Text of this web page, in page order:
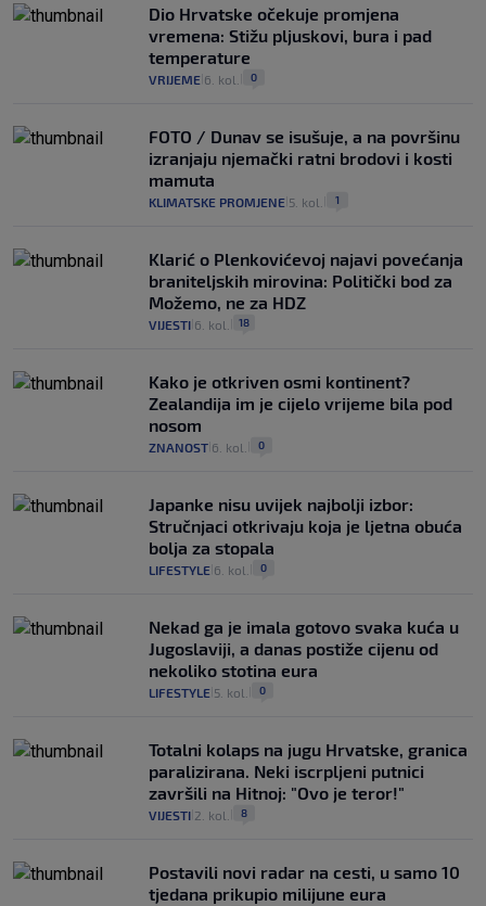
Dio Hrvatske očekuje promjena
vremena: Stižu pljuskovi, bura i pad
temperature
VRIJEME 6. kol. 0
FOTO / Dunav se isušuje, a na površinu
izranjaju njemački ratni brodovi i kosti
mamuta
KLIMATSKE PROMJENE 5. kol. 1
Klarić o Plenkovićevoj najavi povećanja
braniteljskih mirovina: Politički bod za
Možemo, ne za HDZ
VIJESTI 6. kol. 18
Kako je otkriven osmi kontinent?
Zealandija im je cijelo vrijeme bila pod
nosom
ZNANOST 6. kol. 0
Japanke nisu uvijek najbolji izbor:
Stručnjaci otkrivaju koja je ljetna obuća
bolja za stopala
LIFESTYLE 6. kol. 0
Nekad ga je imala gotovo svaka kuća u
Jugoslaviji, a danas postiže cijenu od
nekoliko stotina eura
LIFESTYLE 5. kol. 0
Totalni kolaps na jugu Hrvatske, granica
paralizirana. Neki iscrpljeni putnici
završili na Hitnoj: "Ovo je teror!"
VIJESTI 2. kol. 8
Postavili novi radar na cesti, u samo 10
tjedana prikupio milijune eura